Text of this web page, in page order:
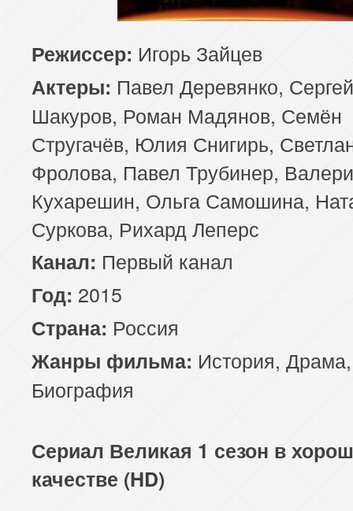
Режиссер: Игорь Зайцев
Актеры: Павел Деревянко, Сергей
Шакуров, Роман Мадянов, Семён
Стругачёв, Юлия Снигирь,
Фролова, Павел Трубинер,
Кухарешин, Ольга Самошина,
Суркова, Рихард Леперс
Канал: Первый канал
Год: 2015
Страна: Россия
Жанры фильма: История, Драма,
Биография
Сериал Великая 1 сезон в
качестве (HD)